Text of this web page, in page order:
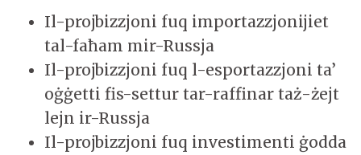
Il-projbizzjoni fuq importazzjonijiet
tal-faħam mir-Russja
Il-projbizzjoni fuq l-esportazzjoni ta’
oġġetti fis-settur tar-raffinar taż-żejt
lejn ir-Russja
Il-projbizzjoni fuq investimenti ġodda